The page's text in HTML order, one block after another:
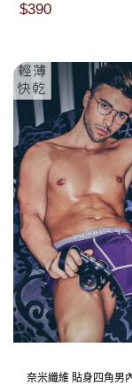
$390
奈米纖維 貼身四角男